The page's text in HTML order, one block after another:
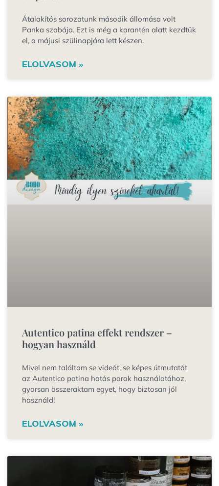
Átalakítós sorozatunk második állomása volt
Panka szobája. Ezt is még a karantén alatt kezdtük
el, a májusi szülinapjára lett készen.
ELOLVASOM »
Autentico patina effekt rendszer –
hogyan használd
Mivel nem találtam se videót, se képes útmutatót
az Autentico patina hatás porok használatához,
gyorsan összeraktam egyet, hogy biztosan jól
használd!
ELOLVASOM »